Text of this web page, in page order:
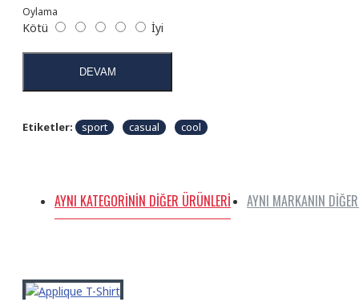
Oylama
Kötü İyi
DEVAM
Etiketler: sport casual cool
AYNI KATEGORININ DIĞER ÜRÜNLERI AYNI MARKANIN